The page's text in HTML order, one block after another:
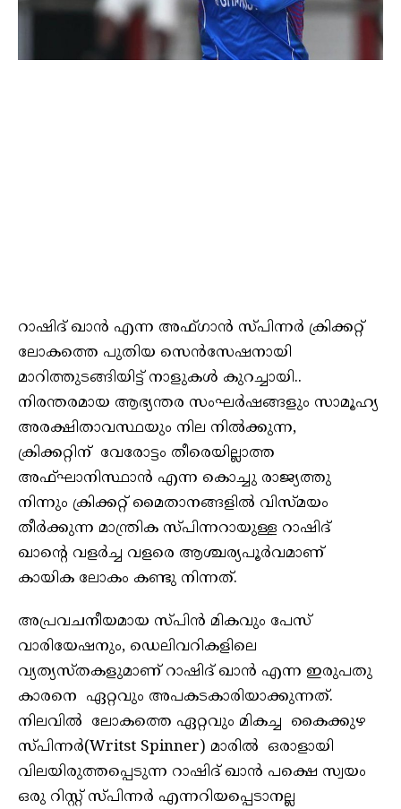
റാഷിദ് ഖാൻ എന്ന അഫ്ഗാൻ സ്പിന്നർ ക്രിക്കറ്റ്
ലോകത്തെ പുതിയ സെൻസേഷനായി
മാറിത്തുടങ്ങിയിട്ട് നാളുകൾ കുറച്ചായി..
നിരന്തരമായ ആഭ്യന്തര സംഘർഷങ്ങളും സാമൂഹ്യ
അരക്ഷിതാവസ്ഥയും നില നിൽക്കുന്ന,
ക്രിക്കറ്റിന് വേരോട്ടം തീരെയില്ലാത്ത
അഫ്ഘാനിസ്ഥാൻ എന്ന കൊച്ചു രാജ്യത്തു
നിന്നും ക്രിക്കറ്റ് മൈതാനങ്ങളിൽ വിസ്മയം
തീർക്കുന്ന മാന്ത്രിക സ്പിന്നറായുള്ള റാഷിദ്
ഖാന്റെ വളർച്ച വളരെ ആശ്ചര്യപൂർവമാണ്
കായിക ലോകം കണ്ടു നിന്നത്.
അപ്രവചനീയമായ സ്പിൻ മികവും പേസ്
വാരിയേഷനും, ഡെലിവറികളിലെ
വ്യത്യസ്‌തകളുമാണ് റാഷിദ് ഖാൻ എന്ന ഇരുപതു
കാരനെ ഏറ്റവും അപകടകാരിയാക്കുന്നത്.
നിലവിൽ ലോകത്തെ ഏറ്റവും മികച്ച കൈക്കുഴ
സ്പിന്നർ(Writst Spinner) മാരിൽ ഒരാളായി
വിലയിരുത്തപ്പെടുന്ന റാഷിദ് ഖാൻ പക്ഷെ സ്വയം
ഒരു റിസ്റ്റ് സ്പിന്നർ എന്നറിയപ്പെടാനല്ല